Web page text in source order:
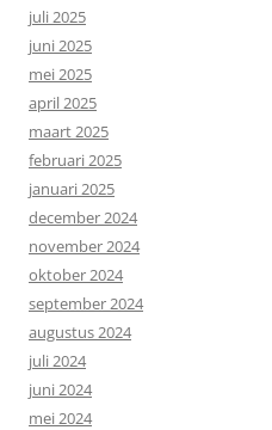
juli 2025
juni 2025
mei 2025
april 2025
maart 2025
februari 2025
januari 2025
december 2024
november 2024
oktober 2024
september 2024
augustus 2024
juli 2024
juni 2024
mei 2024